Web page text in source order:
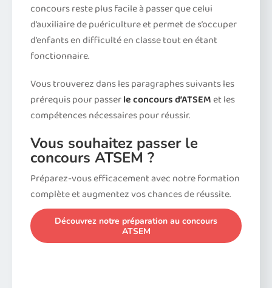
concours reste plus facile à passer que celui
d’auxiliaire de puériculture et permet de s’occuper
d’enfants en difficulté en classe tout en étant
fonctionnaire.
Vous trouverez dans les paragraphes suivants les
prérequis pour passerle concours d’ATSEMet les
compétences nécessaires pour réussir.
Vous souhaitez passer le
concours ATSEM ?
Préparez-vous efficacement avec notre formation
complète et augmentez vos chances de réussite.
Découvrez notre préparation au concours
ATSEM